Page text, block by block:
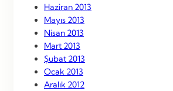
Haziran 2013
Mayıs 2013
Nisan 2013
Mart 2013
Şubat 2013
Ocak 2013
Aralık 2012